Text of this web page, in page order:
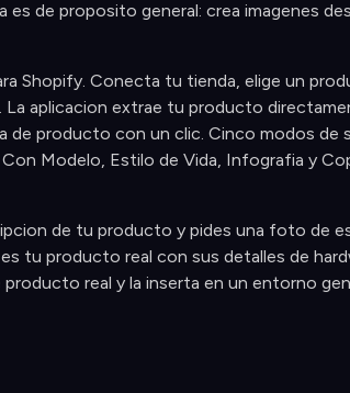
de proposito general: crea imagenes
Shopify. Conecta tu tienda, elige un
aplicacion extrae tu producto
de producto con un clic. Cinco modos de
Modelo, Estilo de Vida, Infografia y
de tu producto y pides una foto de
tu producto real con sus detalles de
real y la inserta en un entorno